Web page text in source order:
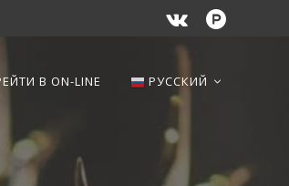
В ON-LINE РУССКИЙ